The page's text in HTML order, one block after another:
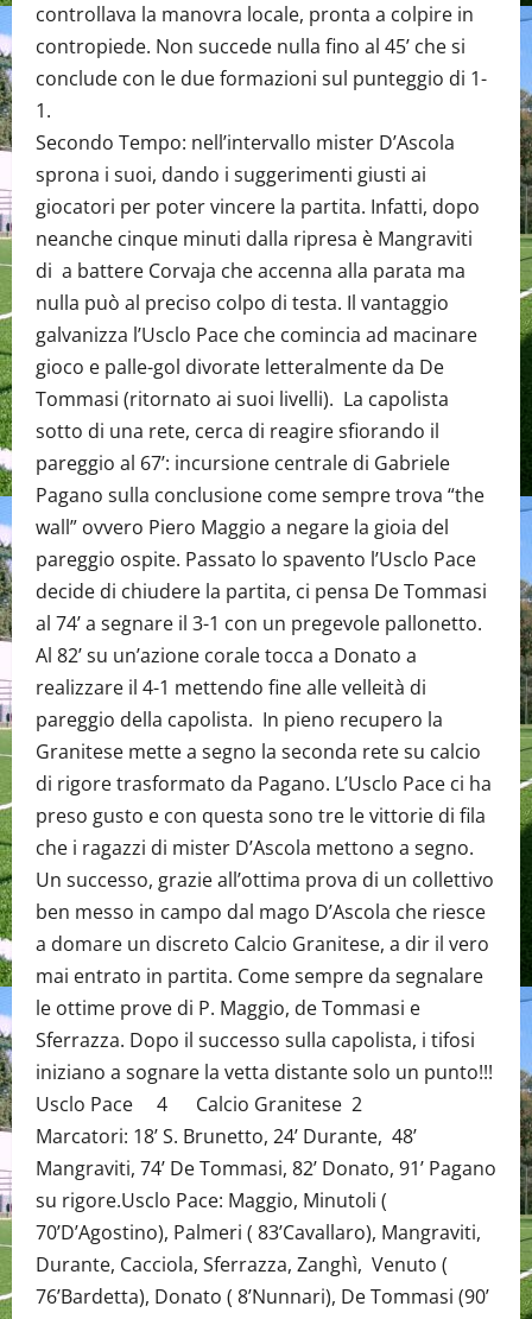
controllava la manovra locale, pronta a colpire in
contropiede. Non succede nulla fino al 45’ che si
conclude con le due formazioni sul punteggio di 1-
1.
Secondo Tempo: nell’intervallo mister D’Ascola
sprona i suoi, dando i suggerimenti giusti ai
giocatori per poter vincere la partita. Infatti, dopo
neanche cinque minuti dalla ripresa è Mangraviti
di a battere Corvaja che accenna alla parata ma
nulla può al preciso colpo di testa. Il vantaggio
galvanizza l’Usclo Pace che comincia ad macinare
gioco e palle-gol divorate letteralmente da De
Tommasi (ritornato ai suoi livelli). La capolista
sotto di una rete, cerca di reagire sfiorando il
pareggio al 67’: incursione centrale di Gabriele
Pagano sulla conclusione come sempre trova “the
wall” ovvero Piero Maggio a negare la gioia del
pareggio ospite. Passato lo spavento l’Usclo Pace
decide di chiudere la partita, ci pensa De Tommasi
al 74’ a segnare il 3-1 con un pregevole pallonetto.
Al 82’ su un’azione corale tocca a Donato a
realizzare il 4-1 mettendo fine alle velleità di
pareggio della capolista. In pieno recupero la
Granitese mette a segno la seconda rete su calcio
di rigore trasformato da Pagano. L’Usclo Pace ci ha
preso gusto e con questa sono tre le vittorie di fila
che i ragazzi di mister D’Ascola mettono a segno.
Un successo, grazie all’ottima prova di un collettivo
ben messo in campo dal mago D’Ascola che riesce
a domare un discreto Calcio Granitese, a dir il vero
mai entrato in partita. Come sempre da segnalare
le ottime prove di P. Maggio, de Tommasi e
Sferrazza. Dopo il successo sulla capolista, i tifosi
iniziano a sognare la vetta distante solo un punto!!!
Usclo Pace 4 Calcio Granitese 2
Marcatori: 18’ S. Brunetto, 24’ Durante, 48’
Mangraviti, 74’ De Tommasi, 82’ Donato, 91’ Pagano
su rigore.Usclo Pace: Maggio, Minutoli (
70’D’Agostino), Palmeri ( 83’Cavallaro), Mangraviti,
Durante, Cacciola, Sferrazza, Zanghì, Venuto (
76’Bardetta), Donato ( 8’Nunnari), De Tommasi (90’